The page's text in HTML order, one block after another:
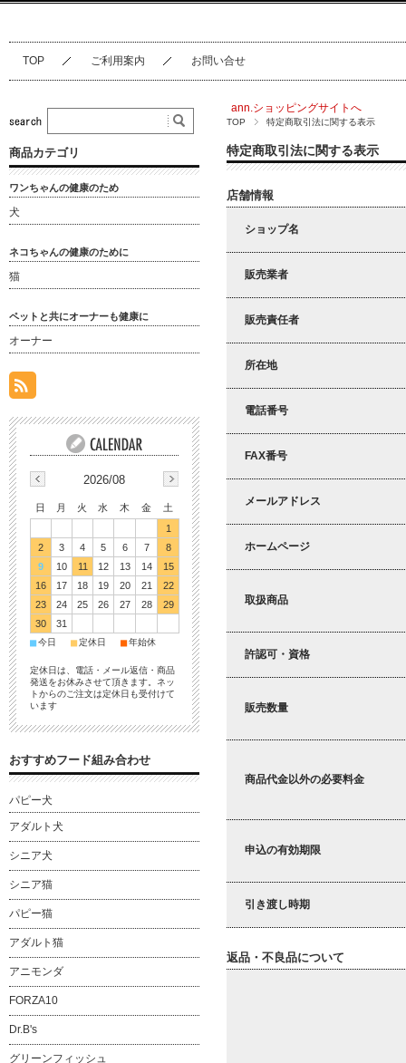
TOP ご利用案内 お問い合せ
ann.ショッピングサイトへ
TOP 特定商取引法に関する表示
特定商取引法に関する表示
店舗情報
ショップ名
販売業者
販売責任者
所在地
電話番号
FAX番号
メールアドレス
ホームページ
取扱商品
許認可・資格
販売数量
商品代金以外の必要料金
申込の有効期限
引き渡し時期
返品・不良品について
商品カテゴリ
ワンちゃんの健康のため
犬
ネコちゃんの健康のために
猫
ペットと共にオーナーも健康に
オーナー
2026/08
日 月 火 水 木 金
土
1
2
3 4 5 6 7
8
9
10 11 12 13 14
15
16
17 18 19 20 21
22
23
24 25 26 27 28
29
30
31
■今日 ■定休日 ■年始休
定休日は、電話・メール返信・商品
発送をお休みさせて頂きます。ネッ
トからのご注文は定休日も受付けて
います
おすすめフード組み合わせ
パピー犬
アダルト犬
シニア犬
シニア猫
パピー猫
アダルト猫
アニモンダ
FORZA10
Dr.B's
グリーンフィッシュ